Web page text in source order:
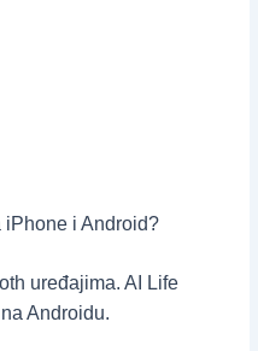
i Android?
uređajima. AI Life
Androidu.